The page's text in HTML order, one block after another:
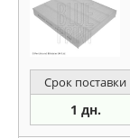
Срок поставки
1 дн.